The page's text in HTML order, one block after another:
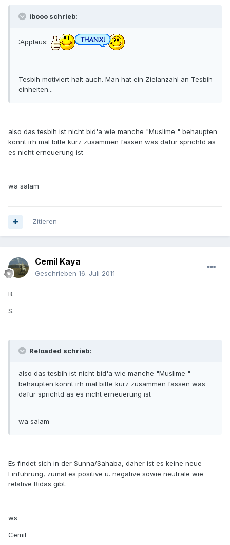
ibooo schrieb:
:Applaus:
Tesbih motiviert halt auch. Man hat ein Zielanzahl an Tesbih
einheiten...
also das tesbih ist nicht bid'a wie manche "Muslime " behaupten
könnt irh mal bitte kurz zusammen fassen was dafür sprichtd as
es nicht erneuerung ist
wa salam
Zitieren
Cemil Kaya
Geschrieben 16. Juli 2011
B.
S.
Reloaded schrieb:
also das tesbih ist nicht bid'a wie manche "Muslime "
behaupten könnt irh mal bitte kurz zusammen fassen was
dafür sprichtd as es nicht erneuerung ist
wa salam
Es findet sich in der Sunna/Sahaba, daher ist es keine neue
Einführung, zumal es positive u. negative sowie neutrale wie
relative Bidas gibt.
ws
Cemil